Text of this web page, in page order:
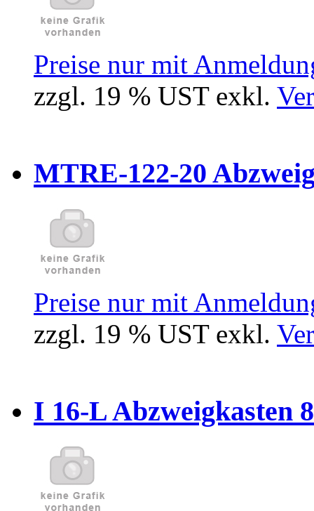
Preise nur mit
zzgl. 19 % UST exkl.
MTRE-122-20
Preise nur mit
zzgl. 19 % UST exkl.
I 16-L Abzweigkasten